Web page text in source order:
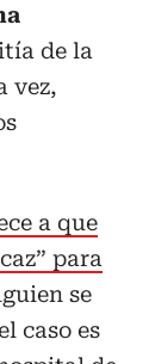
de la
vez,
a que
para
se
caso es